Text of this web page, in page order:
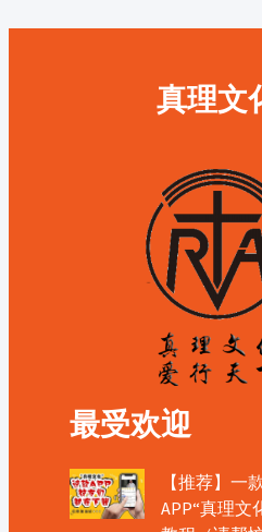
真理文
最受欢迎
【推荐】一
APP“真理文